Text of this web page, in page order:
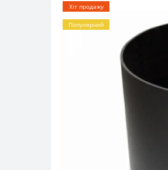
Хіт продажу
Популярний